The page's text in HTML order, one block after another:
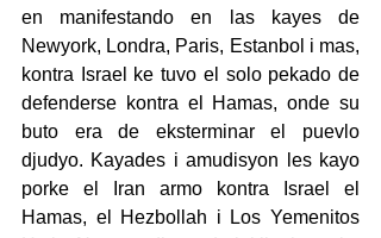
en manifestando en las kayes de
Newyork, Londra, Paris, Estanbol i mas,
kontra Israel ke tuvo el solo pekado de
defenderse kontra el Hamas, onde su
buto era de eksterminar el puevlo
djudyo. Kayades i amudisyon les kayo
porke el Iran armo kontra Israel el
Hamas, el Hezbollah i Los Yemenitos